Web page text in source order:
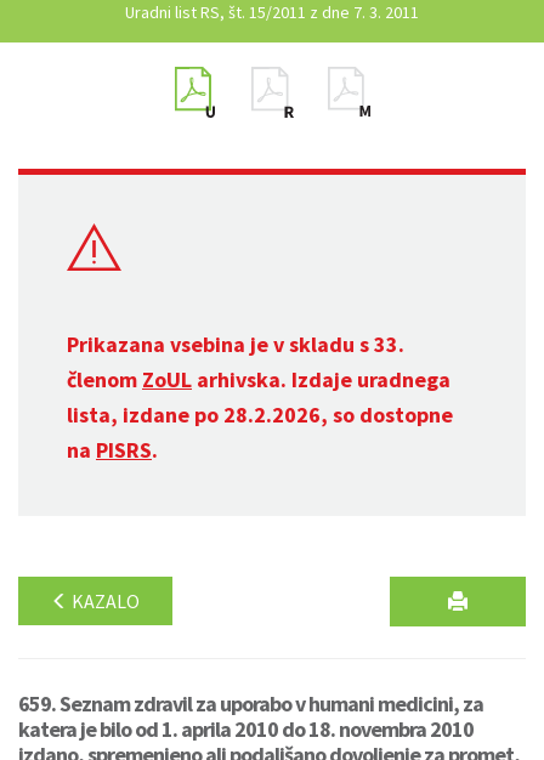
Uradni list RS, št. 15/2011 z dne 7. 3. 2011
Prikazana vsebina je v skladu s 33.
členom ZoUL arhivska. Izdaje uradnega
lista, izdane po 28.2.2026, so dostopne
na PISRS.
KAZALO
659. Seznam zdravil za uporabo v humani medicini, za
katera je bilo od 1. aprila 2010 do 18. novembra 2010